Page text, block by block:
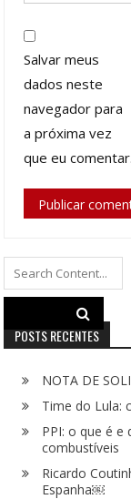
Salvar meus
dados neste
navegador para
a próxima vez
que eu comentar.
Search
for:
POSTS RECENTES
NOTA DE
Time do Lula:
PPI: o que é
combustíveis
Ricardo
Espanha￼